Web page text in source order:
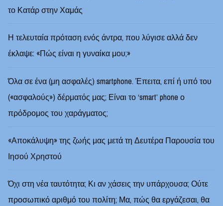
το Κατάρ στην Χαμάς
Η τελευταία πρόταση ενός άντρα, που λύγισε αλλά δεν
έκλαψε: «Πώς είναι η γυναίκα μου;»
Όλα σε ένα (μη ασφαλές) smartphone. Έπειτα, επί ή υπό του
(«ασφαλούς») δέρματός μας; Είναι το ‘smart’ phone ο
πρόδρομος του χαράγματος;
«Αποκάλυψη» της ζωής μας μετά τη Δευτέρα Παρουσία του
Ιησού Χρηστού
Όχι στη νέα ταυτότητα; Κι αν χάσεις την υπάρχουσα; Ούτε
προσωπικό αριθμό του πολίτη; Μα, πώς θα εργάζεσαι, θα